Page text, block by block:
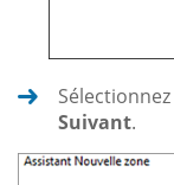
Sélectionnez
Suivant.